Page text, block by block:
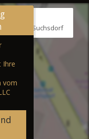
Kiel-Suchsdorf
Ihre
vom